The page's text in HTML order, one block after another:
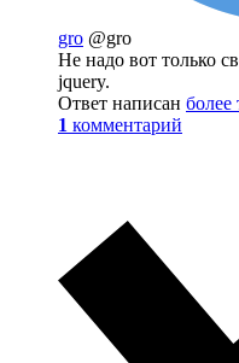
gro @gro
Не надо вот только
jquery.
Ответ написан более
1 комментарий